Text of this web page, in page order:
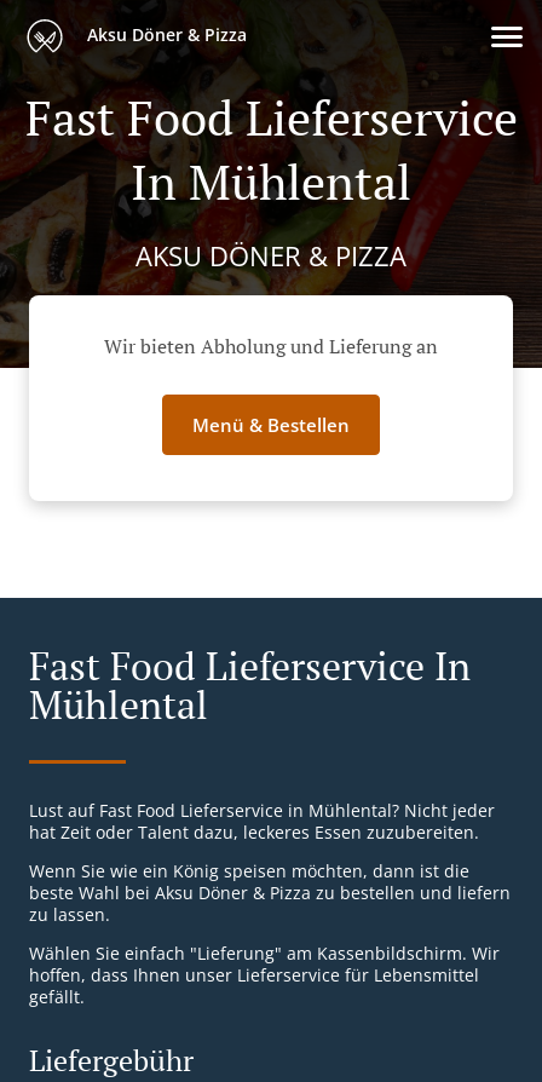
Aksu Döner & Pizza
Fast Food Lieferservice
In Mühlental
AKSU DÖNER & PIZZA
Wir bieten Abholung und Lieferung an
Menü & Bestellen
Fast Food Lieferservice In
Mühlental
Lust auf Fast Food Lieferservice in Mühlental? Nicht jeder
hat Zeit oder Talent dazu, leckeres Essen zuzubereiten.
Wenn Sie wie ein König speisen möchten, dann ist die
beste Wahl bei Aksu Döner & Pizza zu bestellen und liefern
zu lassen.
Wählen Sie einfach "Lieferung" am Kassenbildschirm. Wir
hoffen, dass Ihnen unser Lieferservice für Lebensmittel
gefällt.
Liefergebühr